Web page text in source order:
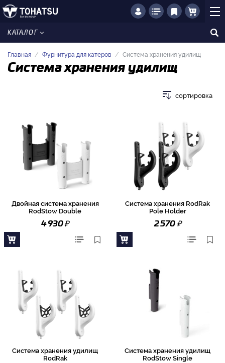
КАТАЛОГ
Главная Фурнитура для катеров Система хранения удилищ
Система хранения удилищ
сортировка
Двойная система хранения
RodStow Double
4 930₽
Система хранения RodRak
Pole Holder
2 570₽
Система хранения удилищ
RodRak
Система хранения удилищ
RodStow Single